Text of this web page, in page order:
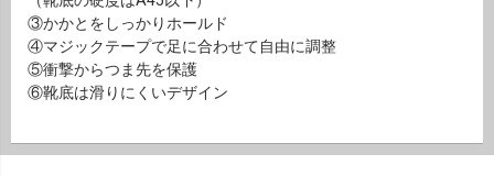
③かかとをしっかりホールド
④マジックテープで足に合わせて自由に調整
⑤衝撃からつま先を保護
⑥靴底は滑りにくいデザイン